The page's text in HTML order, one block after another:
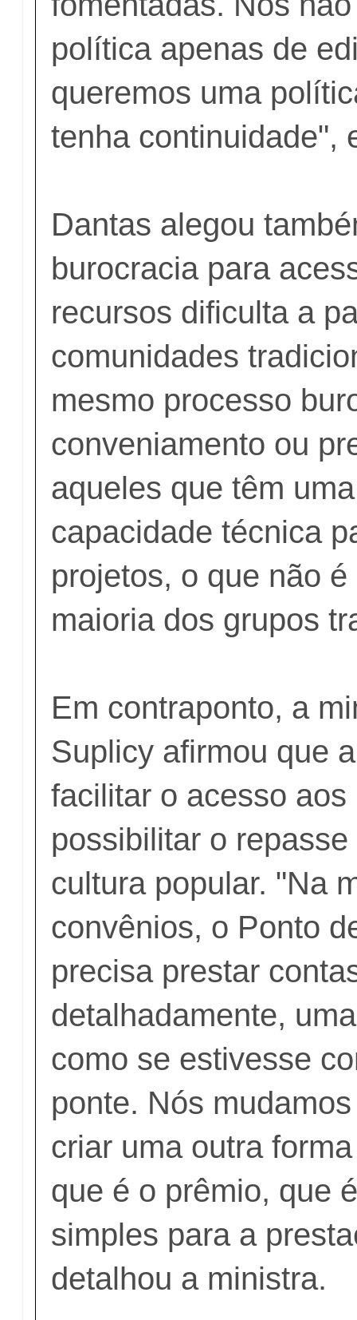
política apenas de
queremos uma
tenha continuidade",
Dantas alegou
burocracia para
recursos dificulta a
comunidades
mesmo processo
conveniamento ou
aqueles que têm
capacidade técnica
projetos, o que não
maioria dos grupos
Em contraponto, a
Suplicy afirmou que
facilitar o acesso
possibilitar o
cultura popular. "Na
convênios, o Ponto
precisa prestar
detalhadamente,
como se estivesse
ponte. Nós
criar uma outra
que é o prêmio, que
simples para a
detalhou a ministra.